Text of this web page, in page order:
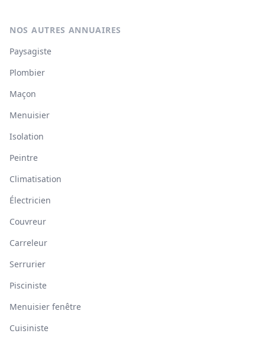
NOS AUTRES ANNUAIRES
Paysagiste
Plombier
Maçon
Menuisier
Isolation
Peintre
Climatisation
Électricien
Couvreur
Carreleur
Serrurier
Pisciniste
Menuisier fenêtre
Cuisiniste